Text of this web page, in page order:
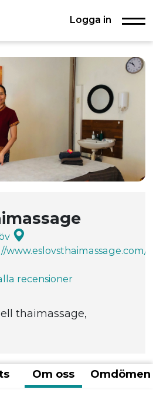
Logga in
www.eslovsthaimassage.com/
recensioner
thaimassage,​
Om oss Omdömen